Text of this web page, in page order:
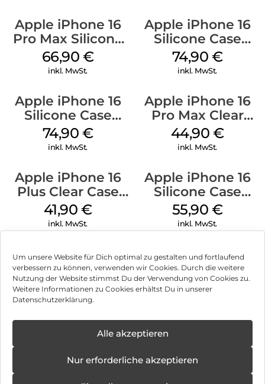
Um unsere Website für Dich optimal zu gestalten und fortlaufend
verbessern zu können, verwenden wir Cookies. Durch die weitere
Nutzung der Website stimmst Du der Verwendung von Cookies zu.
Weitere Informationen zu Cookies erhältst Du in unserer
Datenschutzerklärung.
Alle akzeptieren
Nur erforderliche akzeptieren
Apple iPhone 16
Pro Max Silicone
Case MagSafe
Black
66,90 €
inkl. MwSt.
Apple iPhone 16
Silicone Case
MagSafe Black
74,90 €
inkl. MwSt.
Apple iPhone 16
Silicone Case
MagSafe Lake
Green
74,90 €
inkl. MwSt.
Apple iPhone 16
Pro Max Clear
Case MagSafe
Transparent
44,90 €
inkl. MwSt.
Apple iPhone 16
Plus Clear Case
MagSafe
Transparent
41,90 €
inkl. MwSt.
Apple iPhone 16
Silicone Case
MagSafe Plum
55,90 €
inkl. MwSt.
Impressum
Hinweis zur Batterieentsorgung